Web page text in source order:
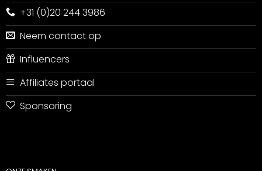
+31 (0)20 244 3986
Neem contact op
Influencers
Affiliates portaal
Sponsoring